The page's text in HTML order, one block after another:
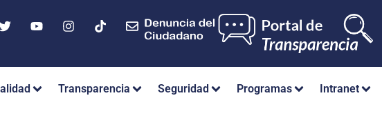
Transparencia Seguridad Programas Intranet